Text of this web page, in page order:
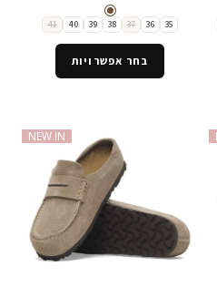
35
36
37
38
39
40
41
בחר אפשרויות
NEW IN